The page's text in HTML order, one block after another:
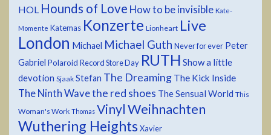
HOL Hounds of Love How to be invisible Kate-
Momente Katemas Konzerte Lionheart Live
London Michael Michael Guth Never for ever Peter
Gabriel Polaroid Record Store Day RUTH Show a little
devotion Sjaak Stefan The Dreaming The Kick Inside
The Ninth Wavethe red shoes The Sensual World This
Woman's Work Thomas VinylWeihnachten
Wuthering Heights Xavier